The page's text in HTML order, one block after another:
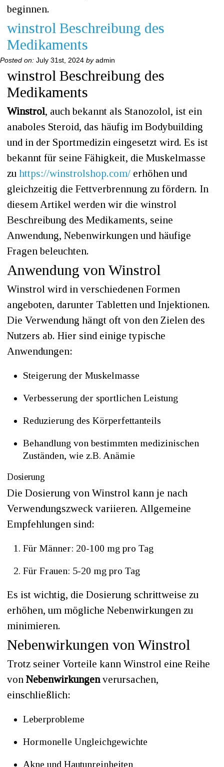
beginnen.
winstrol Beschreibung des
Medikaments
Posted on: July 31st, 2024 byadmin
winstrol Beschreibung des
Medikaments
Winstrol, auch bekannt als Stanozolol, ist ein
anaboles Steroid, das häufig im Bodybuilding
und in der Sportmedizin eingesetzt wird. Es ist
bekannt für seine Fähigkeit, die Muskelmasse
zu https://winstrolshop.com/ erhöhen und
gleichzeitig die Fettverbrennung zu fördern. In
diesem Artikel werden wir die winstrol
Beschreibung des Medikaments, seine
Anwendung, Nebenwirkungen und häufige
Fragen beleuchten.
Anwendung von Winstrol
Winstrol wird in verschiedenen Formen
angeboten, darunter Tabletten und Injektionen.
Die Verwendung hängt oft von den Zielen des
Nutzers ab. Hier sind einige typische
Anwendungen:
Steigerung der Muskelmasse
Verbesserung der sportlichen Leistung
Reduzierung des Körperfettanteils
Behandlung von bestimmten medizinischen
Zuständen, wie z.B. Anämie
Dosierung
Die Dosierung von Winstrol kann je nach
Verwendungszweck variieren. Allgemeine
Empfehlungen sind:
Für Männer: 20-100 mg pro Tag
Für Frauen: 5-20 mg pro Tag
Es ist wichtig, die Dosierung schrittweise zu
erhöhen, um mögliche Nebenwirkungen zu
minimieren.
Nebenwirkungen von Winstrol
Trotz seiner Vorteile kann Winstrol eine Reihe
von Nebenwirkungenverursachen,
einschließlich:
Leberprobleme
Hormonelle Ungleichgewichte
Akne und Hautunreinheiten